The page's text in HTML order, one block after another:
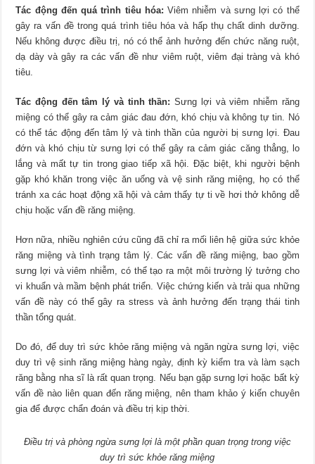
Tác động đến quá trình tiêu hóa: Viêm nhiễm và sưng lợi có thể
gây ra vấn đề trong quá trình tiêu hóa và hấp thụ chất dinh dưỡng.
Nếu không được điều trị, nó có thể ảnh hưởng đến chức năng ruột,
dạ dày và gây ra các vấn đề như viêm ruột, viêm đại tràng và khó
tiêu.
Tác động đến tâm lý và tinh thần: Sưng lợi và viêm nhiễm răng
miệng có thể gây ra cảm giác đau đớn, khó chịu và không tự tin. Nó
có thể tác động đến tâm lý và tinh thần của người bị sưng lợi. Đau
đớn và khó chịu từ sưng lợi có thể gây ra cảm giác căng thẳng, lo
lắng và mất tự tin trong giao tiếp xã hội. Đặc biệt, khi người bệnh
gặp khó khăn trong việc ăn uống và vệ sinh răng miệng, họ có thể
tránh xa các hoạt động xã hội và cảm thấy tự ti về hơi thở không dễ
chịu hoặc vấn đề răng miệng.
Hơn nữa, nhiều nghiên cứu cũng đã chỉ ra mối liên hệ giữa sức khỏe
răng miệng và tình trạng tâm lý. Các vấn đề răng miệng, bao gồm
sưng lợi và viêm nhiễm, có thể tạo ra một môi trường lý tưởng cho
vi khuẩn và mầm bệnh phát triển. Việc chứng kiến ​​và trải qua những
vấn đề này có thể gây ra stress và ảnh hưởng đến trạng thái tinh
thần tổng quát.
Do đó, để duy trì sức khỏe răng miệng và ngăn ngừa sưng lợi, việc
duy trì vệ sinh răng miệng hàng ngày, định kỳ kiểm tra và làm sạch
răng bằng nha sĩ là rất quan trọng. Nếu bạn gặp sưng lợi hoặc bất kỳ
vấn đề nào liên quan đến răng miệng, nên tham khảo ý kiến ​​chuyên
gia để được chẩn đoán và điều trị kịp thời.
Điều trị và phòng ngừa sưng lợi là một phần quan trọng trong việc
duy trì sức khỏe răng miệng